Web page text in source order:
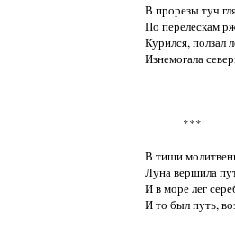
В прорезы туч
По перелескам
Курился, ползал
Изнемогала
              ***
В тиши
Луна вершила
И в море лег
И то был путь,